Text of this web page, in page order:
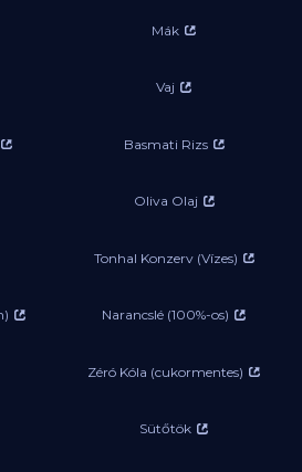
Mák
Vaj
Basmati Rizs
Oliva Olaj
Tonhal Konzerv (Vízes)
Narancslé (100%-os)
Zéró Kóla (cukormentes)
Sütőtök